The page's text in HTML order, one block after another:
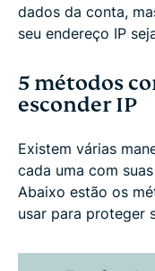
dados da conta,
seu endereço IP
5 métodos
esconder IP
Existem várias
cada uma com
Abaixo estão os
usar para proteger